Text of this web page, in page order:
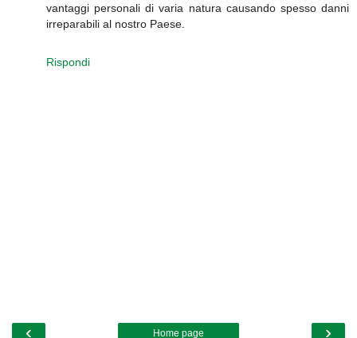
vantaggi personali di varia natura causando spesso danni
irreparabili al nostro Paese.
Rispondi
‹ ›
Home page